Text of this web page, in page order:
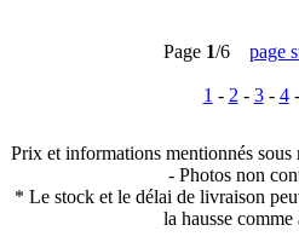
Page 1/6 page
1 - 2 - 3- 4-
Prix et informations mentionnés sous
- Photos non
* Le stock et le délai de livraison
la hausse comme